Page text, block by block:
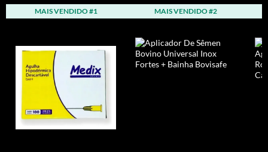
MAIS VENDIDO #1 MAIS VENDIDO #2